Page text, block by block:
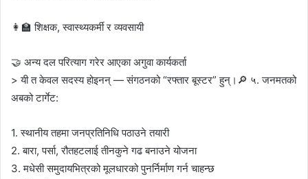
👩‍🏫 शिक्षक, स्वास्थ्यकर्मी र व्यवसायी
🤝 अन्य दल परित्याग गरेर आएका अगुवा कार्यकर्ता
> यी त केवल सदस्य होइनन् — संगठनको “रफ्तार बूस्टर” हुन्।🔎 ५. जनमतको
अबको टार्गेट:
1. स्थानीय तहमा जनप्रतिनिधि पठाउने तयारी
2. बारा, पर्सा, रौतहटलाई तीनकुने गढ बनाउने योजना
3. मधेसी समुदायभित्रको मूलधारको पुनर्निर्माण गर्न चाहन्छ